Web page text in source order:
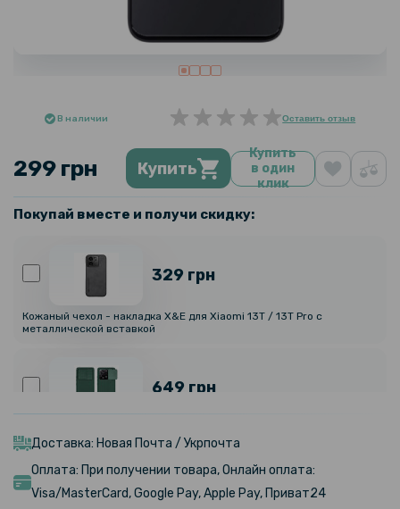
В наличии Оставить отзыв
299 грн Купить
Купить
в один
клик
Покупай вместе и получи скидку:
329 грн
Кожаный чехол - накладка X&E для Xiaomi 13T / 13T Pro с
металлической вставкой
649 грн
501 грн
589 грн
Доставка: Новая Почта / Укрпочта
Оплата: При получении товара, Онлайн оплата:
Visa/MasterCard, Google Pay, Apple Pay, Приват24